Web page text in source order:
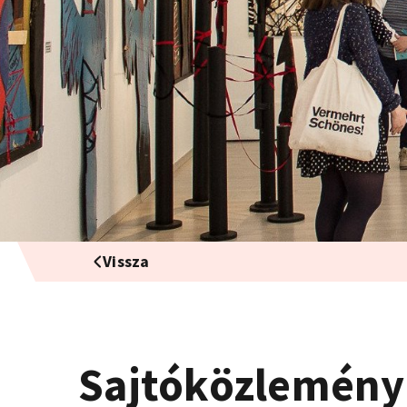
Vissza